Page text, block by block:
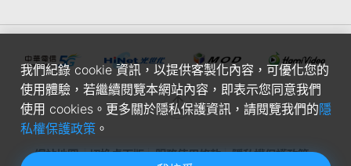
我們紀錄 cookie 資訊，以提供客製化內容，可優化您的
使用體驗，若繼續閱覽本網站內容，即表示您同意我們
使用 cookies。更多關於隱私保護資訊，請閱覽我們的隱
私權保護政策。
網站地圖 切換桌面版 服務使用條款 隱私權保護政策